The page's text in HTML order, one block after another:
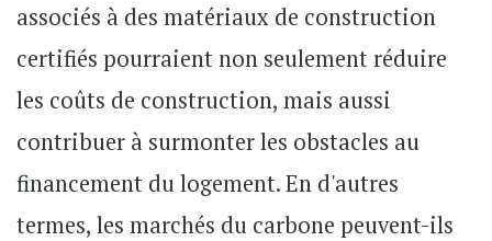
associés à des matériaux de construction
certifiés pourraient non seulement réduire
les coûts de construction, mais aussi
contribuer à surmonter les obstacles au
financement du logement. En d'autres
termes, les marchés du carbone peuvent-ils